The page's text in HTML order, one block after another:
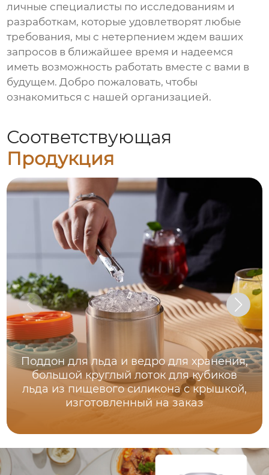
личные специалисты по исследованиям и
разработкам, которые удовлетворят любые
требования, мы с нетерпением ждем ваших
запросов в ближайшее время и надеемся
иметь возможность работать вместе с вами в
будущем. Добро пожаловать, чтобы
ознакомиться с нашей организацией.
Соответствующая
Продукция
Поддон для льда и ведро для хранения,
большой круглый лоток для кубиков
льда из пищевого силикона с крышкой,
изготовленный на заказ